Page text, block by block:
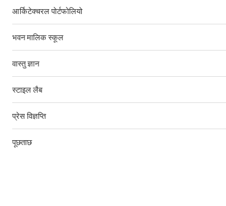
आर्किटेक्चरल पोर्टफोलियो
भवन मालिक स्कूल
वास्तु ज्ञान
स्टाइल लैब
प्रेस विज्ञप्ति
पूछताछ